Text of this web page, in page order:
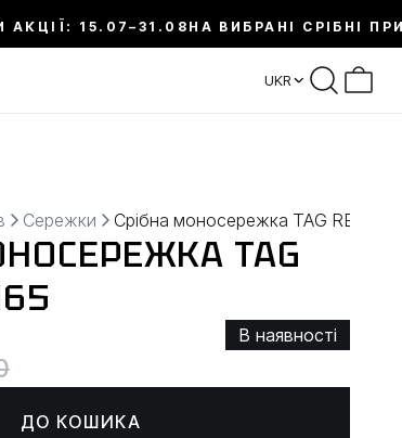
15.07–31.08 НА ВИБРАНІ СРІБНІ
UKR
Сережки Срібна моносережка TAG REYTEL
TAG
В наявності
ДО КОШИКА